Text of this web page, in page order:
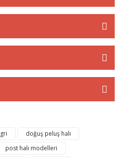
doğuş peluş halı
post halı modelleri